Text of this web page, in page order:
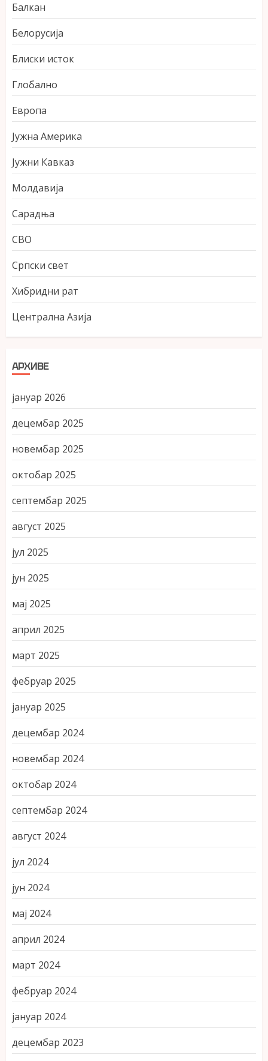
Балкан
Белорусија
Блиски исток
Глобално
Европа
Јужна Америка
Јужни Кавказ
Молдавија
Сарадња
СВО
Српски свет
Хибридни рат
Централна Азија
АРХИВЕ
јануар 2026
децембар 2025
новембар 2025
октобар 2025
септембар 2025
август 2025
јул 2025
јун 2025
мај 2025
април 2025
март 2025
фебруар 2025
јануар 2025
децембар 2024
новембар 2024
октобар 2024
септембар 2024
август 2024
јул 2024
јун 2024
мај 2024
април 2024
март 2024
фебруар 2024
јануар 2024
децембар 2023